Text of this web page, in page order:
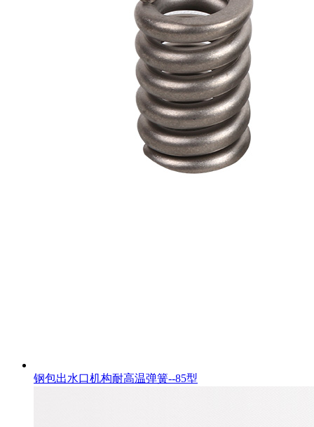
钢包出水口机构耐高温弹簧--85型